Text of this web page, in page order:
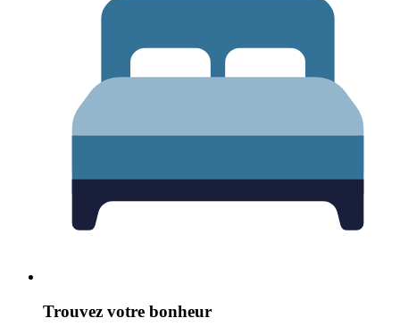
Trouvez votre bonheur